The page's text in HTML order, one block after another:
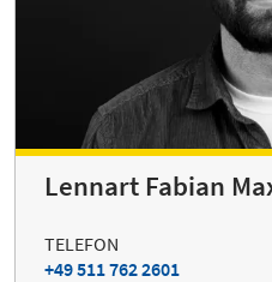
Lennart Fabian
TELEFON
+49 511 762 2601